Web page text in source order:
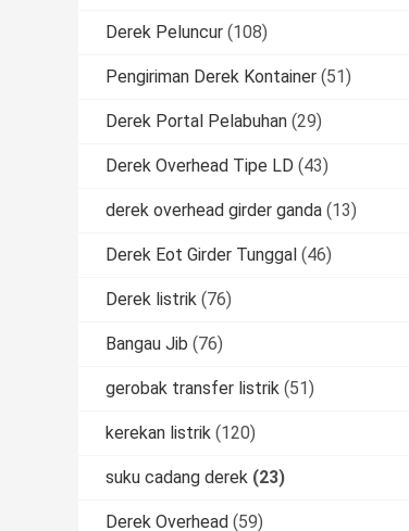
Derek Peluncur (108)
Pengiriman Derek Kontainer (51)
Derek Portal Pelabuhan (29)
Derek Overhead Tipe LD (43)
derek overhead girder ganda (13)
Derek Eot Girder Tunggal (46)
Derek listrik (76)
Bangau Jib (76)
gerobak transfer listrik (51)
kerekan listrik (120)
suku cadang derek (23)
Derek Overhead (59)